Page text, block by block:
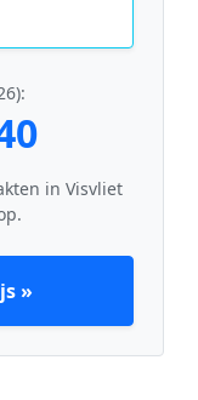
in Visvliet
»